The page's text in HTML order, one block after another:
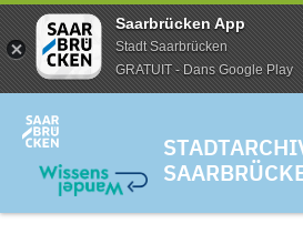
Saarbrücken App
Stadt Saarbrücken
GRATUIT - Dans Google Play